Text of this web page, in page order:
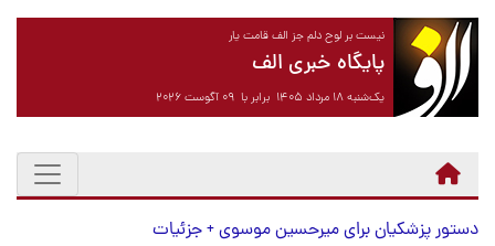
نیست بر لوح دلم جز الف قامت یار
پایگاه خبری الف
یک‌شنبه ۱۸ مرداد ۱۴۰۵ برابر با ۰۹ آگوست ۲۰۲۶
دستور پزشکیان برای میرحسین موسوی + جزئیات